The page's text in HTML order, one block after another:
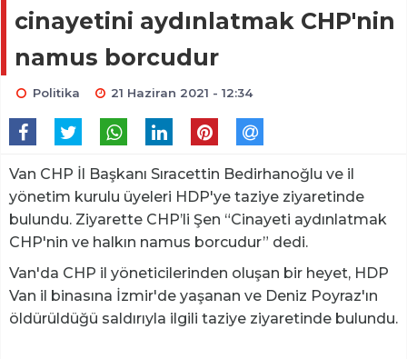
cinayetini aydınlatmak CHP'nin
namus borcudur
Politika 21 Haziran 2021 - 12:34
Van CHP İl Başkanı Sıracettin Bedirhanoğlu ve il
yönetim kurulu üyeleri HDP'ye taziye ziyaretinde
bulundu. Ziyarette CHP’li Şen “Cinayeti aydınlatmak
CHP'nin ve halkın namus borcudur” dedi.
Van'da CHP il yöneticilerinden oluşan bir heyet, HDP
Van il binasına İzmir'de yaşanan ve Deniz Poyraz'ın
öldürüldüğü saldırıyla ilgili taziye ziyaretinde bulundu.